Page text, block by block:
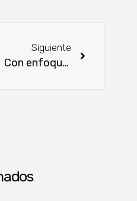
Siguiente
Con enfoque en avances revolucionarios se realizó el I Simposio de Siembra Directa